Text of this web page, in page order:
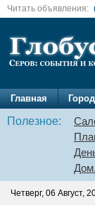
Читать объявления:
Главная Город
Полезное:
Четверг, 06 Август,